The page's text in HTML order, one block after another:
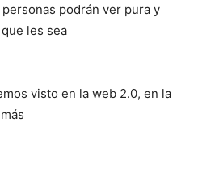
podrán ver pura y
les sea
visto en la web 2.0, en la